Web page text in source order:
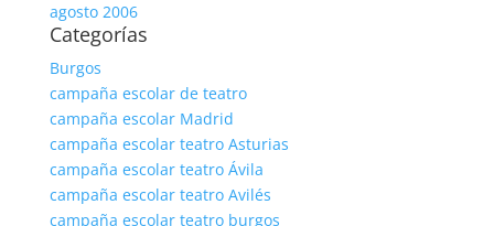
agosto 2006
Categorías
Burgos
campaña escolar de teatro
campaña escolar Madrid
campaña escolar teatro Asturias
campaña escolar teatro Ávila
campaña escolar teatro Avilés
campaña escolar teatro burgos